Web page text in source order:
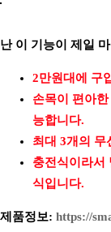
난 이 기능이 제일
2만원대에 구
손목이 편아
능합니다.
최대 3개의 무
충전식이라서
식입니다.
제품정보: https://